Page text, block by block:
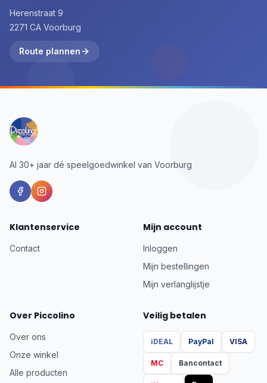
Herenstraat 9
2271 CA Voorburg
Route plannen
Al 30+ jaar dé speelgoedwinkel van Voorburg
Klantenservice
Contact
Mijn account
Inloggen
Mijn bestellingen
Mijn verlanglijstje
Over Piccolino
Over ons
Onze winkel
Alle producten
Veilig betalen
iDEAL PayPal VISA
MC Bancontact